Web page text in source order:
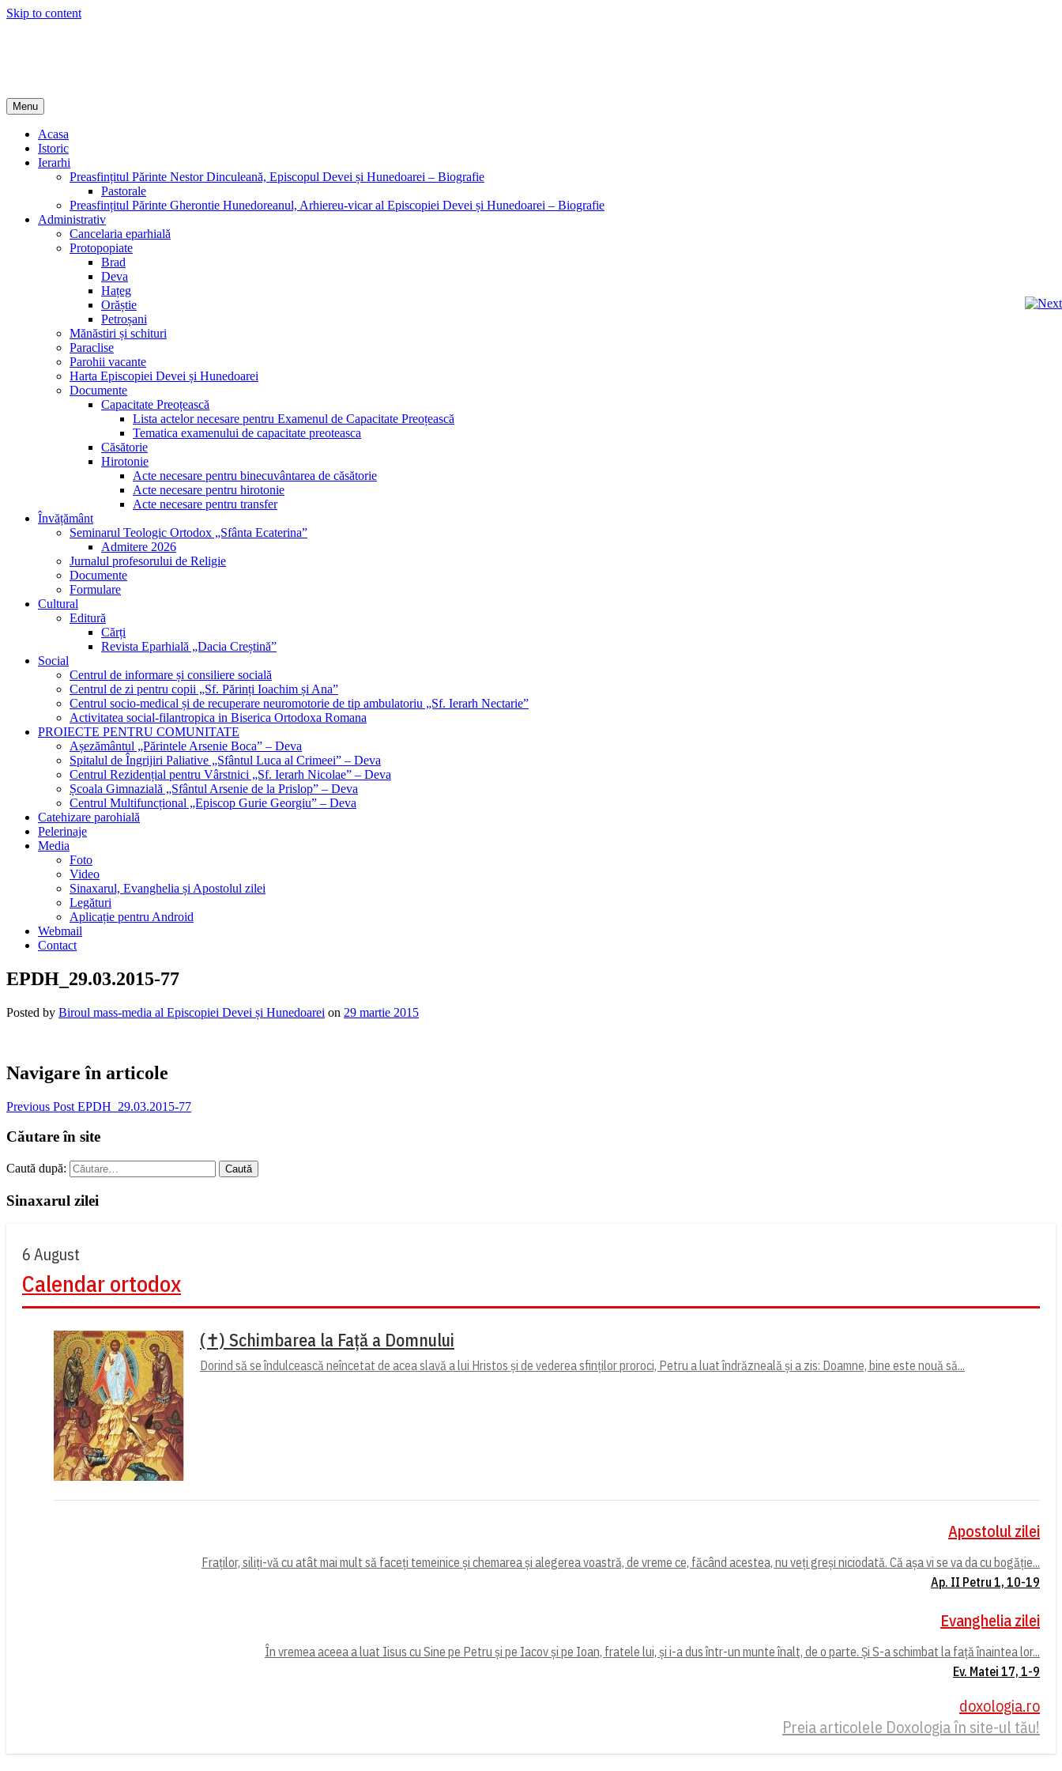
Skip to content
Menu
Acasa
Istoric
Ierarhi
Preasfințitul Părinte Nestor Dinculeană, Episcopul Devei și Hunedoarei – Biografie
Pastorale
Preasfințitul Părinte Gherontie Hunedoreanul, Arhiereu-vicar al Episcopiei Devei și Hunedoarei – Biografie
Administrativ
Cancelaria eparhială
Protopopiate
Brad
Deva
Hațeg
Orăștie
Petroșani
Mănăstiri și schituri
Paraclise
Parohii vacante
Harta Episcopiei Devei și Hunedoarei
Documente
Capacitate Preoțească
Lista actelor necesare pentru Examenul de Capacitate Preoțească
Tematica examenului de capacitate preoteasca
Căsătorie
Hirotonie
Acte necesare pentru binecuvântarea de căsătorie
Acte necesare pentru hirotonie
Acte necesare pentru transfer
Învățământ
Seminarul Teologic Ortodox „Sfânta Ecaterina”
Admitere 2026
Jurnalul profesorului de Religie
Documente
Formulare
Cultural
Editură
Cărți
Revista Eparhială „Dacia Creștină”
Social
Centrul de informare și consiliere socială
Centrul de zi pentru copii „Sf. Părinți Ioachim și Ana”
Centrul socio-medical și de recuperare neuromotorie de tip ambulatoriu „Sf. Ierarh Nectarie”
Activitatea social-filantropica in Biserica Ortodoxa Romana
PROIECTE PENTRU COMUNITATE
Așezământul „Părintele Arsenie Boca” – Deva
Spitalul de Îngrijiri Paliative „Sfântul Luca al Crimeei” – Deva
Centrul Rezidențial pentru Vârstnici „Sf. Ierarh Nicolae” – Deva
Școala Gimnazială „Sfântul Arsenie de la Prislop” – Deva
Centrul Multifuncțional „Episcop Gurie Georgiu” – Deva
Catehizare parohială
Pelerinaje
Media
Foto
Video
Sinaxarul, Evanghelia și Apostolul zilei
Legături
Aplicație pentru Android
Webmail
Contact
EPDH_29.03.2015-77
Posted by Biroul mass-media al Episcopiei Devei și Hunedoarei on 29 martie 2015
Navigare în articole
Previous Post EPDH_29.03.2015-77
Căutare în site
Caută după:
Sinaxarul zilei
6 August
Calendar ortodox
(✝) Schimbarea la Față a Domnului
Dorind să se îndulcească neîncetat de acea slavă a lui Hristos și de vederea sfinților proroci, Petru a luat îndrăzneală și a zis: Doamne, bine este nouă să...
Apostolul zilei
Fraților, siliți-vă cu atât mai mult să faceți temeinice și chemarea și alegerea voastră, de vreme ce, făcând acestea, nu veți greși niciodată. Că așa vi se va da cu bogăție...
Ap. II Petru 1, 10-19
Evanghelia zilei
În vremea aceea a luat Iisus cu Sine pe Petru și pe Iacov și pe Ioan, fratele lui, și i-a dus într-un munte înalt, de o parte. Și S-a schimbat la față înaintea lor...
Ev. Matei 17, 1-9
doxologia.ro
Preia articolele Doxologia în site-ul tău!